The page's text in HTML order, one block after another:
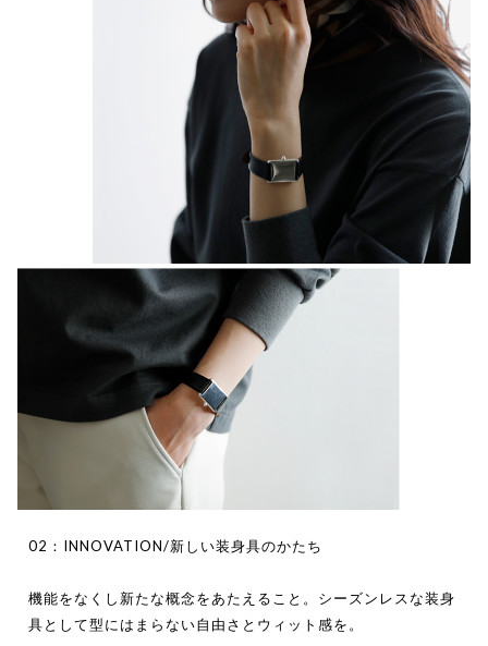
02：INNOVATION/新しい装身具のかたち
機能をなくし新たな概念をあたえること。シーズンレスな装身
具として型にはまらない自由さとウィット感を。